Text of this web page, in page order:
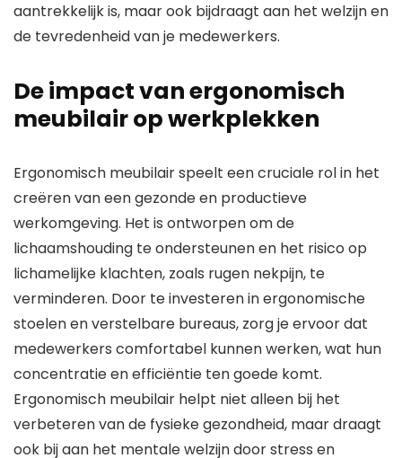
aantrekkelijk is, maar ook bijdraagt aan het welzijn en
de tevredenheid van je medewerkers.
De impact van ergonomisch
meubilair op werkplekken
Ergonomisch meubilair speelt een cruciale rol in het
creëren van een gezonde en productieve
werkomgeving. Het is ontworpen om de
lichaamshouding te ondersteunen en het risico op
lichamelijke klachten, zoals rugen nekpijn, te
verminderen. Door te investeren in ergonomische
stoelen en verstelbare bureaus, zorg je ervoor dat
medewerkers comfortabel kunnen werken, wat hun
concentratie en efficiëntie ten goede komt.
Ergonomisch meubilair helpt niet alleen bij het
verbeteren van de fysieke gezondheid, maar draagt
ook bij aan het mentale welzijn door stress en